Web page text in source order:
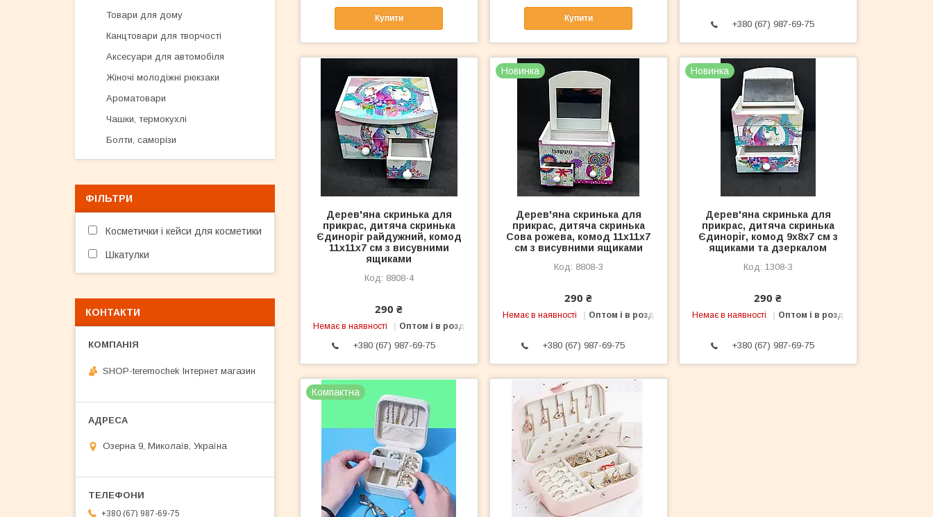
Купити Купити
+380 (67) 987-69-75
Дерев'яна скринька для
прикрас, дитяча скринька
Єдиноріг райдужний, комод
11х11х7 см з висувними
ящиками
8808-4
290 ₴
Немає в наявності Оптом і в роздріб
+380 (67) 987-69-75
Новинка
Дерев'яна скринька для
прикрас, дитяча скринька
Сова рожева, комод 11х11х7
см з висувними ящиками
8808-3
290 ₴
Немає в наявності Оптом і в роздріб
+380 (67) 987-69-75
Новинка
Дерев'яна скринька для
прикрас, дитяча скринька
Єдиноріг, комод 9х8х7 см з
ящиками та дзеркалом
1308-3
290 ₴
Немає в наявності Оптом і в роздріб
+380 (67) 987-69-75
Компактна
Товари для дому
Канцтовари для творчості
Аксесуари для автомобіля
Жіночі молодіжні рюкзаки
Ароматовари
Чашки, термокухлі
Болти, саморізи
ФІЛЬТРИ
Косметички і кейси для косметики
Шкатулки
КОНТАКТИ
SHOP-teremochek Інтернет магазин
Озерна 9, Миколаїв, Україна
+380 (67) 987-69-75